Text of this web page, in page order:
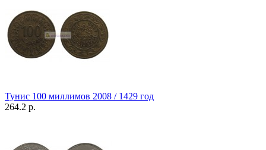
Тунис 100 миллимов 2008 / 1429 год
264.2 р.